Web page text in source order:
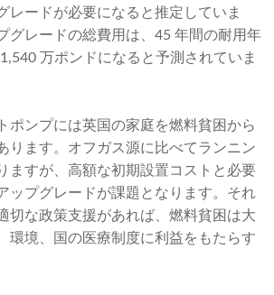
レードが必要になると推定していま
グレードの総費用は、45 年間の耐用年
万ポンドになると予測されていま
ポンプには英国の家庭を燃料貧困から
ります。オフガス源に比べてランニン
ますが、高額な初期設置コストと必要
ップグレードが課題となります。それ
切な政策支援があれば、燃料貧困は大
環境、国の医療制度に利益をもたらす